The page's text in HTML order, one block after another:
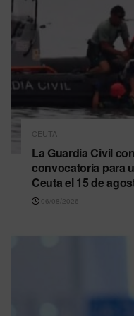
CEUTA
La Guardia Civil
convocatoria para
Ceuta el 15 de
06/08/2026